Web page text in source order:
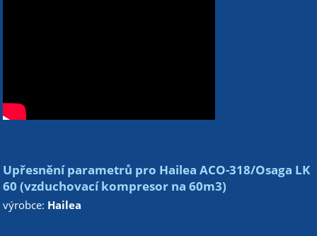
Upřesnění parametrů pro Hailea ACO-318/Osaga LK
60 (vzduchovací kompresor na 60m3)
výrobce: Hailea